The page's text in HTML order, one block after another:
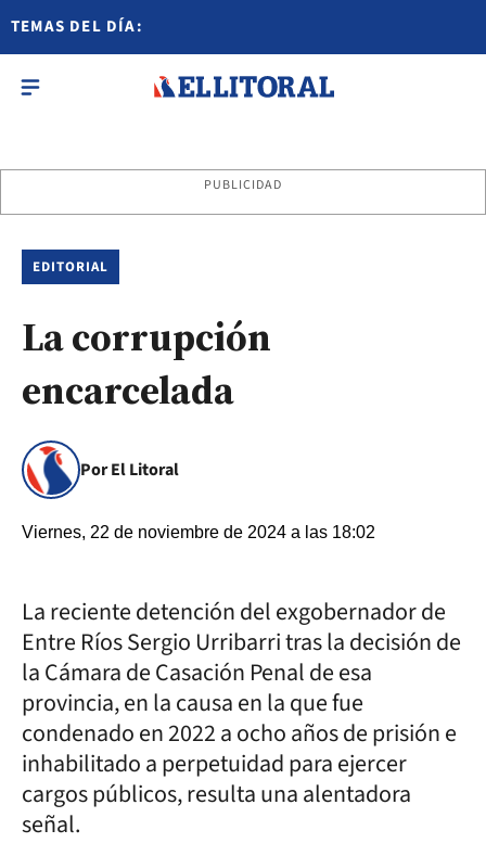
TEMAS DEL DÍA:
PUBLICIDAD
EDITORIAL
La corrupción
encarcelada
Por El Litoral
Viernes, 22 de noviembre de 2024 a las 18:02
La reciente detención del exgobernador de
Entre Ríos Sergio Urribarri tras la decisión de
la Cámara de Casación Penal de esa
provincia, en la causa en la que fue
condenado en 2022 a ocho años de prisión e
inhabilitado a perpetuidad para ejercer
cargos públicos, resulta una alentadora
señal.